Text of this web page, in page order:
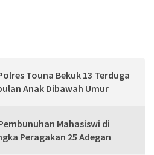
Touna Bekuk 13 Terduga
Anak Dibawah Umur
Mahasiswi di
Peragakan 25 Adegan